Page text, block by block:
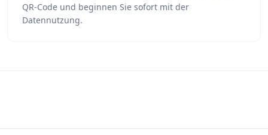
QR-Code und beginnen Sie sofort mit der
Datennutzung.